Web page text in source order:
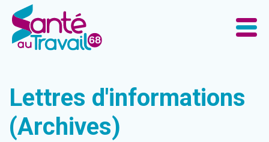
Lettres d'informations
(Archives)